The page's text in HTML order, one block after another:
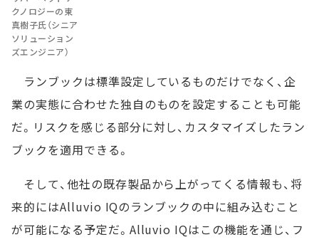
クノロジーの東
真樹子氏（シニア
ソリューション
ズエンジニア）
ランブックは標準設定しているものだけでなく、企
業の実態に合わせた独自のものを設定することも可能
だ。リスクを感じる部分に対し、カスタマイズしたラン
ブックを適用できる。
そして、他社の既存製品から上がってくる情報も、将
来的にはAlluvio IQのランブックの中に組み込むこと
が可能になる予定だ。Alluvio IQはこの機能を通じ、フ